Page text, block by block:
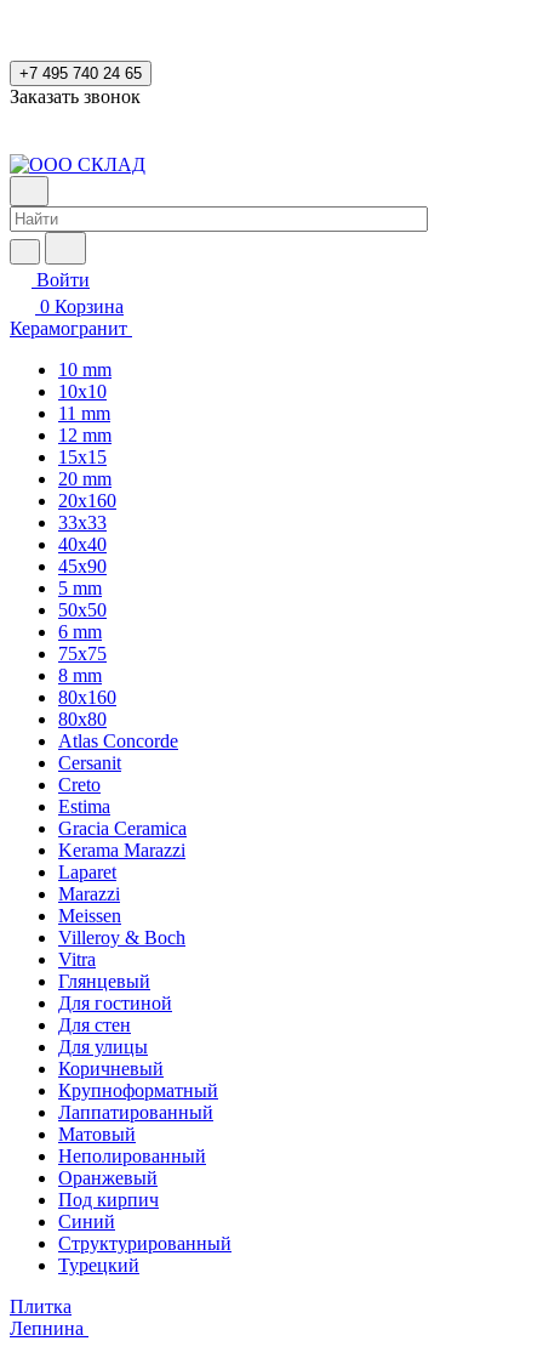
+7 495 740 24 65
Заказать звонок
Войти
0 Корзина
Керамогранит
10 mm
10x10
11 mm
12 mm
15x15
20 mm
20х160
33x33
40х40
45x90
5 mm
50x50
6 mm
75х75
8 mm
80x160
80x80
Atlas Concorde
Cersanit
Creto
Estima
Gracia Ceramica
Kerama Marazzi
Laparet
Marazzi
Meissen
Villeroy & Boch
Vitra
Глянцевый
Для гостиной
Для стен
Для улицы
Коричневый
Крупноформатный
Лаппатированный
Матовый
Неполированный
Оранжевый
Под кирпич
Синий
Структурированный
Турецкий
Плитка
Лепнина